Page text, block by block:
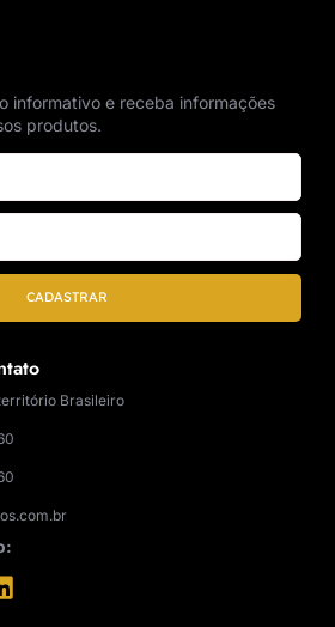
informativo e receba informações
produtos.
CADASTRAR
Brasileiro